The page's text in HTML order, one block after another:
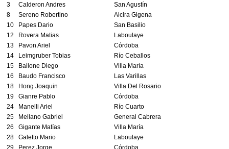
3
Calderon Andres
San Agustín
8
Sereno Robertino
Alcira Gigena
10
Papes Dario
San Basilio
12
Rovera Matias
Laboulaye
13
Pavon Ariel
Córdoba
14
Leimgruber Tobias
Río Ceballos
15
Bailone Diego
Villa María
16
Baudo Francisco
Las Varillas
18
Hong Joaquin
Villa Del Rosario
19
Gianre Pablo
Córdoba
24
Manelli Ariel
Río Cuarto
25
Mellano Gabriel
General Cabrera
26
Gigante Matías
Villa María
28
Galetto Mario
Laboulaye
29
Perez Jorge
Córdoba